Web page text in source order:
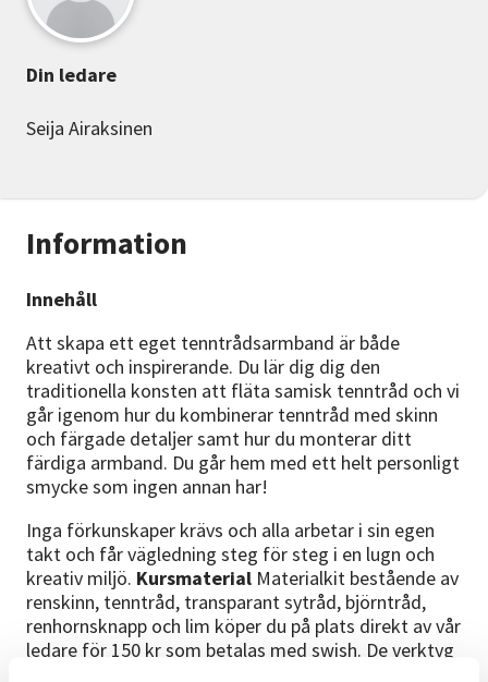
Information
Innehåll
Att skapa ett eget tenntrådsarmband är både
kreativt och inspirerande. Du lär dig dig den
traditionella konsten att fläta samisk tenntråd och vi
går igenom hur du kombinerar tenntråd med skinn
och färgade detaljer samt hur du monterar ditt
färdiga armband. Du går hem med ett helt personligt
smycke som ingen annan har!
Inga förkunskaper krävs och alla arbetar i sin egen
takt och får vägledning steg för steg i en lugn och
kreativ miljö. Kursmaterial Materialkit bestående av
renskinn, tenntråd, transparant sytråd, björntråd,
renhornsknapp och lim köper du på plats direkt av vår
ledare för 150 kr som betalas med swish. De verktyg
Din ledare
Seija Airaksinen